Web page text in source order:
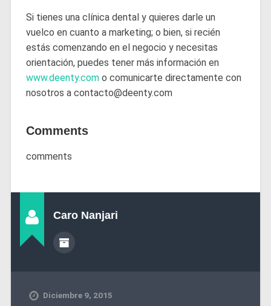
Si tienes una clínica dental y quieres darle un
vuelco en cuanto a marketing; o bien, si recién
estás comenzando en el negocio y necesitas
orientación, puedes tener más información en
www.deenty.como comunicarte directamente con
nosotros a contacto@deenty.com
Comments
comments
Caro Nanjari
Diciembre 9, 2015